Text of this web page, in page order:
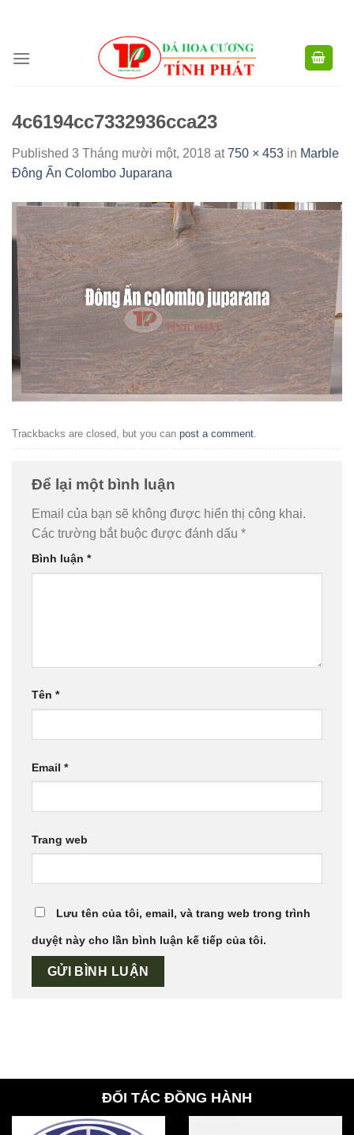
4c6194cc7332936cca23
Published 3 Tháng mười một, 2018 at750 × 453 in Marble
Đông Ấn Colombo Juparana
Trackbacks are closed, but you can post a comment
Để lại một bình luận
Email của bạn sẽ không được hiển thị công khai.
Các trường bắt buộc được đánh dấu *
Bình luận *
Tên *
Email *
Trang web
Lưu tên của tôi, email, và trang web trong trình
duyệt này cho lần bình luận kế tiếp của tôi.
ĐỐI TÁC ĐỒNG HÀNH